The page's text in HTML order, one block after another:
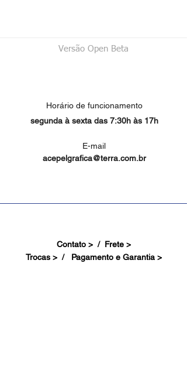
Versão Open Beta
Horário de funcionamento
segunda à sexta das 7:30h às 17h
E-mail
acepelgrafica@terra.com.br
Contato > / Frete >
Trocas > / Pagamento e Garantia >